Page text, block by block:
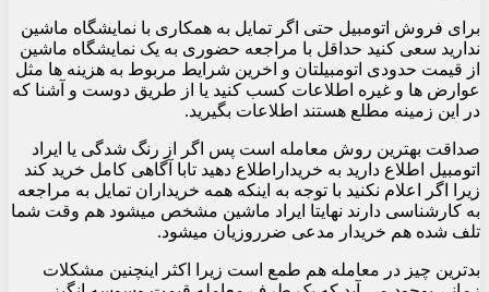
‏برای فروش اتومبیل حتی اگر تمایل به همکاری با نمایشگاه ماشین
ندارید سعی کنید حداقل با مراجعه حضوری به یک نمایشگاه ماشین
از قیمت حدودی اتومبیلتان و اخرین شرایط مربوط به هزینه ها مثل
عوارض ها و غیره اطلاعات کسب کنید یا از طریق دوست و آشنا که
در این زمینه مطلع هستند اطلاعات بگیرید.
‏صداقت بهترین روش معامله است پس اگر از رنگ شدگی یا ایراد
اتومبیل اطلاع دارید به خریداراطلاع دهید تابا آگاهی کامل خرید کند
زیرا اگر اعلام نکنید با توجه به اینکه همه خریداران تمایل به مراجعه
به کارشناسی دارند نهایتا ایراد ماشین مشخص میشود هم وقت شما
تلف شده هم خریدار مدعی ضرروزیان میشود.
‏بدترین چیز در معامله هم طمع است زیرا اکثر اینچنین مشکلات